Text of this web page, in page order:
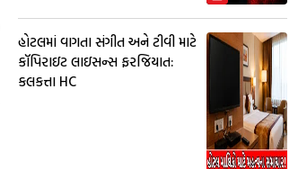
હોટલમાં વાગતા સંગીત અને ટીવી માટે
કૉપિરાઇટ લાઇસન્સ ફરજિયાત:
કલકત્તા HC